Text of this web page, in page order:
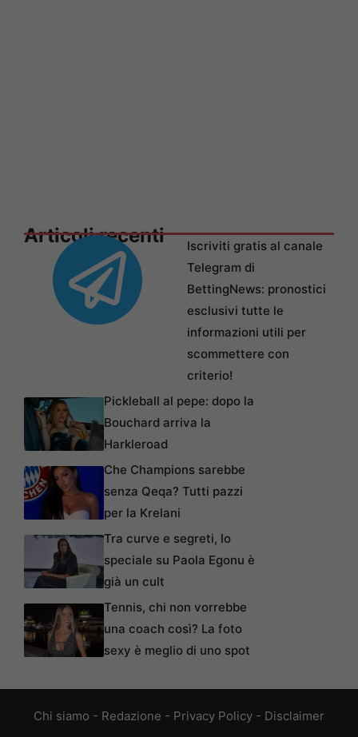
Articoli recenti
Iscriviti gratis al canale
Telegram di
BettingNews: pronostici
esclusivi tutte le
informazioni utili per
scommettere con
criterio!
Pickleball al pepe: dopo la
Bouchard arriva la
Harkleroad
Che Champions sarebbe
senza Qeqa? Tutti pazzi
per la Krelani
Tra curve e segreti, lo
speciale su Paola Egonu è
già un cult
Tennis, chi non vorrebbe
una coach così? La foto
sexy è meglio di uno spot
Chi siamo - Redazione - Privacy Policy - Disclaimer